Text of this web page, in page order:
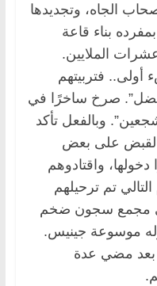
الجاه، وتجديدها
بناء قاعة
الملايين.
أولى.. فتربيتهم
صرخ ساخرًا في
وبالفعل تأكد
على بعض
واقتادوهم
تم ترحيلهم
مجمع سجون ضخم
موسوعة جينيس.
بعد مضي عدة